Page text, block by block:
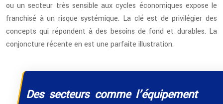
ou un secteur très sensible aux cycles économiques expose le
franchisé à un risque systémique. La clé est de privilégier des
concepts qui répondent à des besoins de fond et durables. La
conjoncture récente en est une parfaite illustration.
Des secteurs comme l’équipement